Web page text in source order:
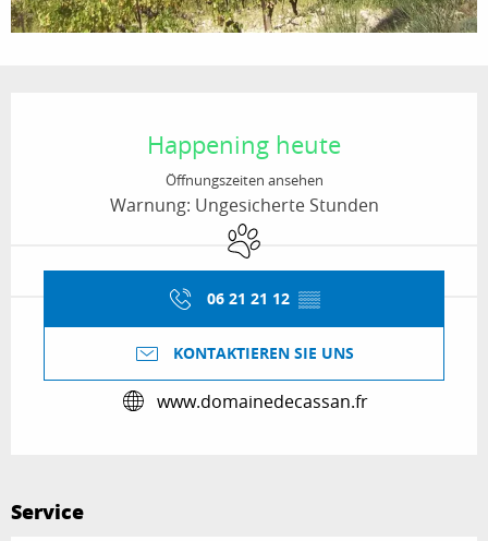
Happening heute
Öffnungszeiten ansehen
Warnung: Ungesicherte Stunden
Tiere erlaubt
06 21 21 12 ▒▒
KONTAKTIEREN SIE UNS
www.domainedecassan.fr
Service